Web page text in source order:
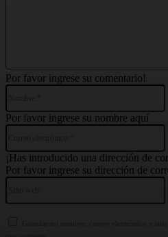
Por favor ingrese su comentario!
Por favor ingrese su nombre aquí
¡Has introducido una dirección de
Por favor ingrese su dirección de